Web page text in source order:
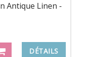
Antique Linen -
DÉTAILS